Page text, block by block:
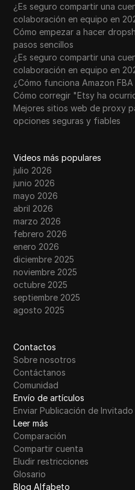
¿Es seguro compartir una
colaboración en equipo en
Cómo empezar a hacer
pasos sencillos
¿Es seguro compartir una
colaboración en equipo en
¿Cómo funciona Amazon
Cómo corregir "Etsy ha
Mejores sitios web de proxy
opciones seguras y fiables
Videos más populares
julio 2026
junio 2026
mayo 2026
abril 2026
marzo 2026
febrero 2026
enero 2026
diciembre 2025
noviembre 2025
octubre 2025
septiembre 2025
agosto 2025
Contactos
Sobre nosotros
Contáctanos
Comunidad
Envío de artículos
Enviar Publicación de Invitado
Leer más
Comparación
Compartir cuenta
Eludir restricciones
Glosario
Blog Alfabeto